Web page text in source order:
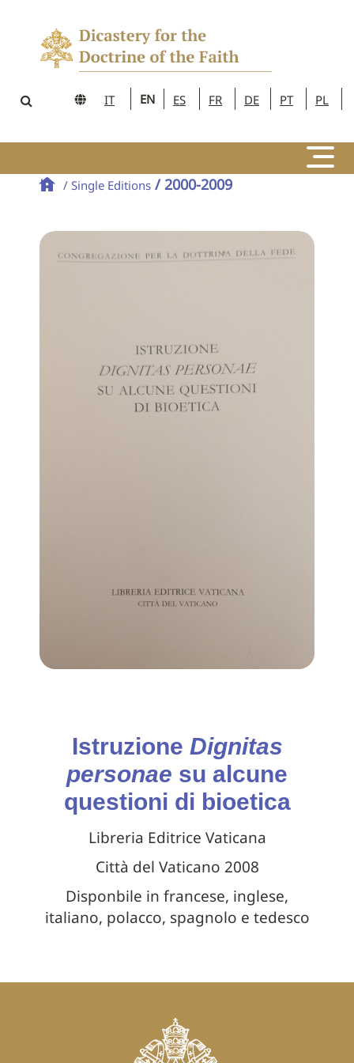
IT EN ES FR DE PT PL
/ Single Editions / 2000-2009
Istruzione Dignitas
personae su alcune
questioni di bioetica
Libreria Editrice Vaticana
Città del Vaticano 2008
Disponbile in francese, inglese,
italiano, polacco, spagnolo e tedesco